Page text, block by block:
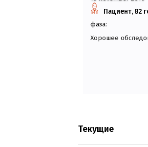
Пациент, 82
фаза:
Хорошее
Текущие